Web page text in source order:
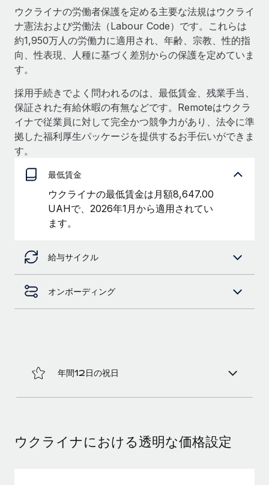
専門家に相談
グローバル人事・コンプライアンスの専門サポート
Compliance Watchtower
コンプライアンスリスクを先回りして対応
法人設立
法令順守した法人をスピーディに設立
移住・転勤
福利厚生
従業員の福利厚生を簡単に管理
Remote Build 近日リリース予定
統合とAI自動化に関するコンサルティング
給与・人材情報
情報センター
サポートを依頼する
ブログ
グローバル給与処理
EORおよびPEO
契約社員管理
Remoteの製品アップデート：GustoとXeroの統合お
業務に最適な人材を採用し、管理し、給与を支給できるようにす
ることです。この数週間で、新しい統合、機能、改良点をリリー
スしました。...
ウクライナの労働者保護を定める主要な法規はウクライ
ナ憲法および労働法（Labour Code）です。これらは
約1,950万人の労働力に適用され、年齢、宗教、性的指
向、性表現、人種に基づく差別からの保護を定めていま
す。
採用手続きでよく問われるのは、最低賃金、残業手当、
保証された有給休暇の有無などです。Remoteはウクラ
イナで従業員に対して完全かつ競争力があり、法令に準
拠した福利厚生パッケージを提供するお手伝いができま
す。
最低賃金
ウクライナの最低賃金は月額8,647.00
UAHで、2026年1月から適用されてい
ます。
給与サイクル
オンボーディング
年間12日の祝日
ウクライナにおける透明な価格設定